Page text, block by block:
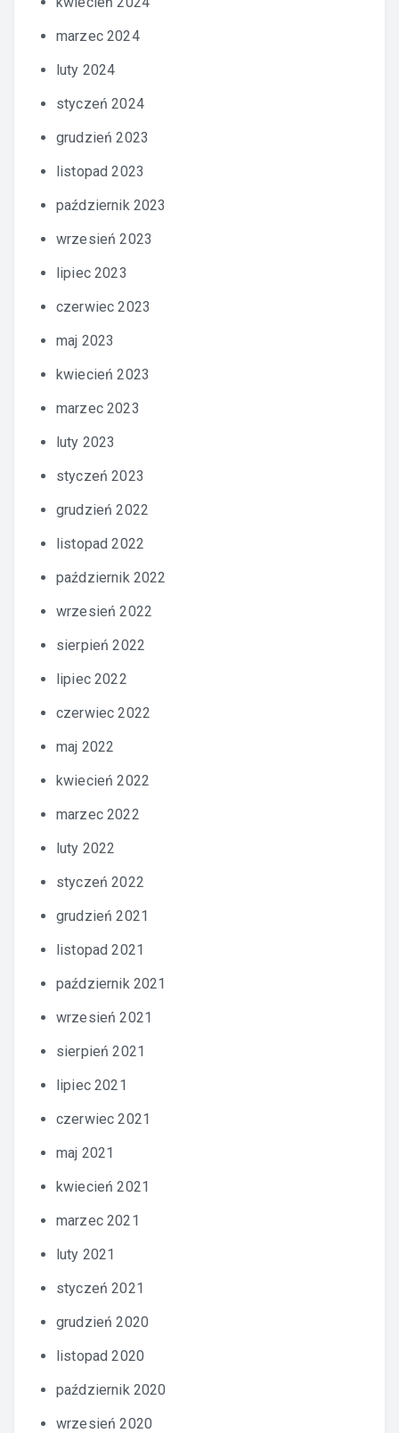
marzec 2024
luty 2024
styczeń 2024
grudzień 2023
listopad 2023
październik 2023
wrzesień 2023
lipiec 2023
czerwiec 2023
maj 2023
kwiecień 2023
marzec 2023
luty 2023
styczeń 2023
grudzień 2022
listopad 2022
październik 2022
wrzesień 2022
sierpień 2022
lipiec 2022
czerwiec 2022
maj 2022
kwiecień 2022
marzec 2022
luty 2022
styczeń 2022
grudzień 2021
listopad 2021
październik 2021
wrzesień 2021
sierpień 2021
lipiec 2021
czerwiec 2021
maj 2021
kwiecień 2021
marzec 2021
luty 2021
styczeń 2021
grudzień 2020
listopad 2020
październik 2020
wrzesień 2020